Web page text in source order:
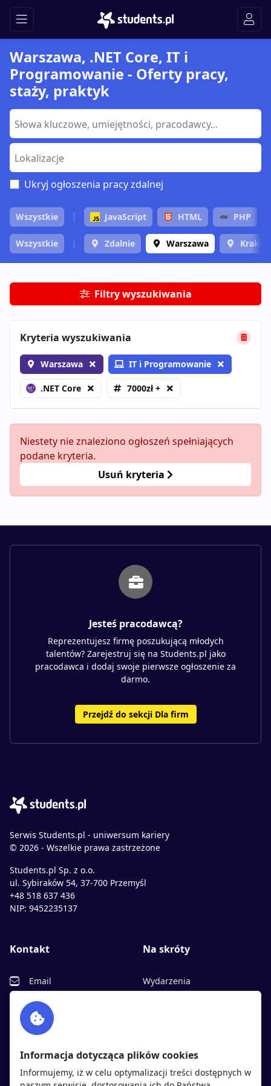
Warszawa, .NET Core, IT i
Programowanie - Oferty pracy,
staży, praktyk
Ukryj ogłoszenia pracy zdalnej
Wszystkie JavaScript HTML PHP
Wszystkie Zdalnie Warszawa
Filtry wyszukiwania
Kryteria wyszukiwania
Warszawa IT i Programowanie
.NET Core 7000zł +
Niestety nie znaleziono ogłoszeń spełniających
podane kryteria.
Usuń kryteria
Jesteś pracodawcą?
Reprezentujesz firmę poszukującą młodych
talentów? Zarejestruj się na Students.pl jako
pracodawca i dodaj swoje pierwsze ogłoszenie za
darmo.
Przejdź do sekcji Dla firm
Serwis Students.pl - uniwersum kariery
© 2026 - Wszelkie prawa zastrzeżone
Students.pl Sp. z o.o.
ul. Sybiraków 54, 37-700 Przemyśl
+48 518 637 436
NIP: 9452235137
Kontakt
Email
Facebook
Twitter
Na skróty
Wydarzenia
Polityka cookies
Polityka prywatności
Informacja dotycząca plików cookies
Informujemy, iż w celu optymalizacji treści dostępnych w